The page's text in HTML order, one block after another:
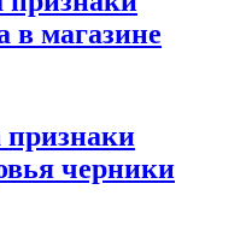
в магазине
признаки
черники